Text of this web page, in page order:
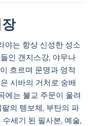
야는 항상 신성한 성소
인 갠지스강, 야무나
흐르며 문명과 영적
시바의 거처로 숭배
에는 불교 주문이 울려
의 텡보체, 부탄의 파
세기 된 필사본, 예술,